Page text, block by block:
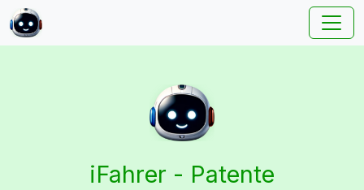
iFahrer - Patente